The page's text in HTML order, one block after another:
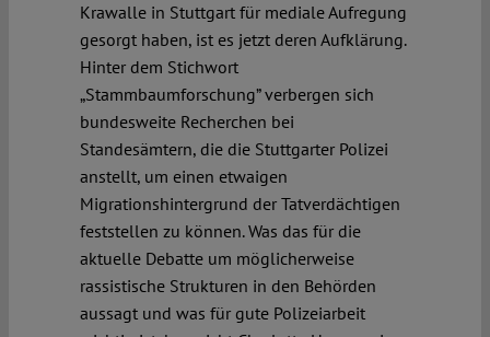
Krawalle in Stuttgart für mediale Aufregung
gesorgt haben, ist es jetzt deren Aufklärung.
Hinter dem Stichwort
„Stammbaumforschung” verbergen sich
bundesweite Recherchen bei
Standesämtern, die die Stuttgarter Polizei
anstellt, um einen etwaigen
Migrationshintergrund der Tatverdächtigen
feststellen zu können. Was das für die
aktuelle Debatte um möglicherweise
rassistische Strukturen in den Behörden
aussagt und was für gute Polizeiarbeit